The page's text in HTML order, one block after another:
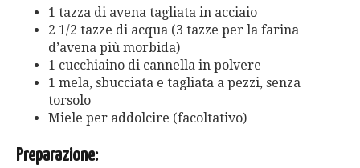
1 tazza di avena tagliata in acciaio
2 1/2 tazze di acqua (3 tazze per la farina
d’avena più morbida)
1 cucchiaino di cannella in polvere
1 mela, sbucciata e tagliata a pezzi, senza
torsolo
Miele per addolcire (facoltativo)
Preparazione: